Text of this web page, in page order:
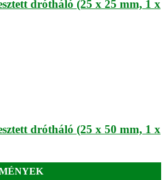
drótháló (25 x 25 mm, 1 x
drótháló (25 x 50 mm, 1 x